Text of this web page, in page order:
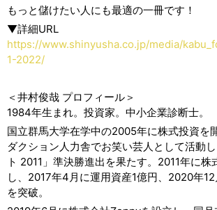
もっと儲けたい人にも最適の一冊です！
▼詳細URL
https://www.shinyusha.co.jp/media/
1-2022/
＜井村俊哉 プロフィール＞
1984年生まれ。投資家。中小企業診断士。
国立群馬大学在学中の2005年に株式投資を
ダクション人力舎でお笑い芸人として活動
ト 2011」準決勝進出を果たす。2011年に株
し、2017年4月に運用資産1億円、2020年
を突破。